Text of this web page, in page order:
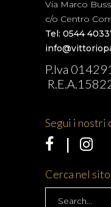
Via Marco
c/o Centro
Tel: 0544
P.Iva
Segui i nostri
Cerca nel sito